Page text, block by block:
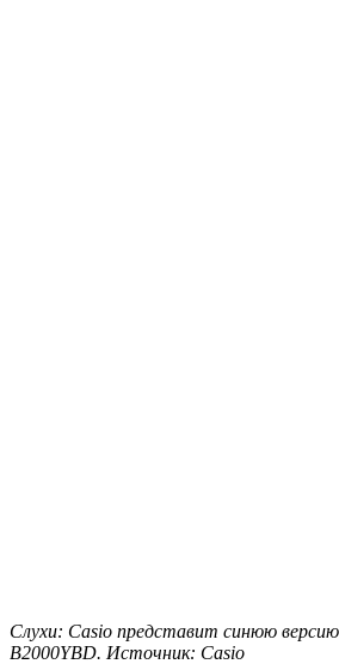
Слухи: Casio представит синюю
B2000YBD. Источник: Casio